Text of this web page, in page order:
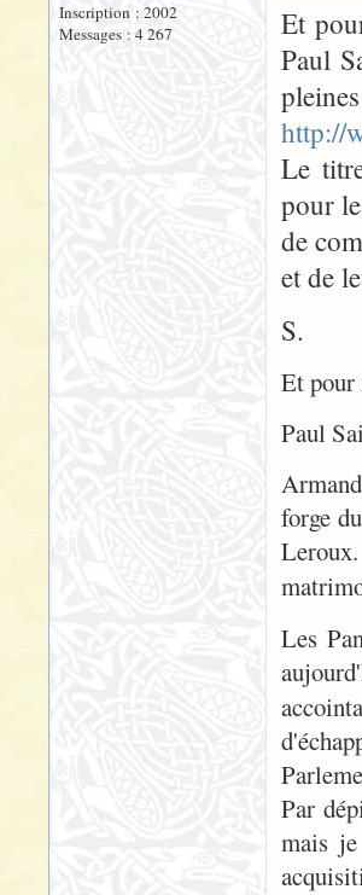
Inscription : 2002
Messages : 4 267
Et
Paul
http://
Le
pour
de
et de
S.
Et pour
Paul
forge
Les
Par
mais